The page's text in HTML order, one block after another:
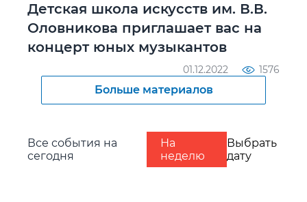
Детская школа искусств им. В.В.
Оловникова приглашает вас на
концерт юных музыкантов
01.12.2022 1576
Больше материалов
Все события на
сегодня
На
неделю
Выбрать
дату